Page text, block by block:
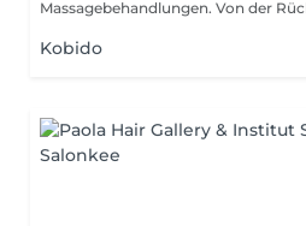
Massagebehandlungen. Von der
Kobido